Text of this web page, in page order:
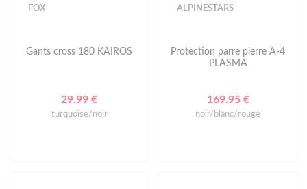
FOX
Gants cross 180 KAIROS
29.99 €
turquoise/noir
ALPINESTARS
Protection parre pierre A-4
PLASMA
169.95 €
noir/blanc/rouge